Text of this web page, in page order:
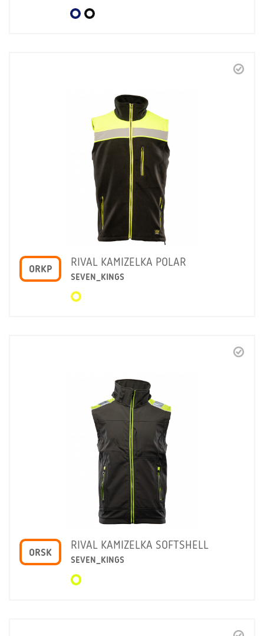
ORKP
RIVAL KAMIZELKA POLAR
SEVEN_KINGS
ORSK
RIVAL KAMIZELKA SOFTSHELL
SEVEN_KINGS